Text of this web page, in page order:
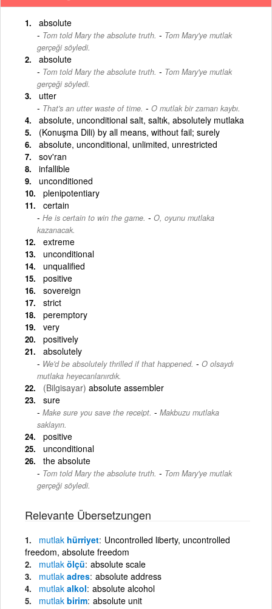
absolute
Tom told Mary the absolute truth. - Tom Mary'ye mutlak
gerçeği söyledi.
absolute
Tom told Mary the absolute truth. - Tom Mary'ye mutlak
gerçeği söyledi.
utter
That's an utter waste of time. - O mutlak bir zaman kaybı.
absolute, unconditional salt, saltık, absolutely mutlaka
(Konuşma Dili) by all means, without fail; surely
absolute, unconditional, unlimited, unrestricted
sov'ran
infallible
unconditioned
plenipotentiary
certain
He is certain to win the game. - O, oyunu mutlaka
kazanacak.
extreme
unconditional
unqualified
positive
sovereign
strict
peremptory
very
positively
absolutely
We'd be absolutely thrilled if that happened. - O olsaydı
mutlaka heyecanlanırdık.
(Bilgisayar) absolute assembler
sure
Make sure you save the receipt. - Makbuzu mutlaka
saklayın.
positive
unconditional
the absolute
Tom told Mary the absolute truth. - Tom Mary'ye mutlak
gerçeği söyledi.
Relevante Übersetzungen
mutlak hürriyet Uncontrolled liberty, uncontrolled
freedom, absolute freedom
mutlak ölçü absolute scale
mutlak adres absolute address
mutlak alkol absolute alcohol
mutlak birim absolute unit